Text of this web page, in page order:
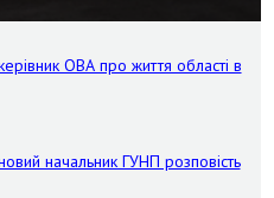
ОВА про життя області в
начальник ГУНП розповість